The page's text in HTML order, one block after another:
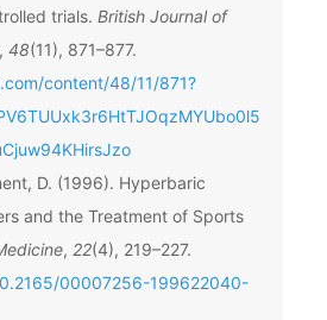
trials. British Journal of
48(11), 871–877.
content/48/11/871?
D. (1996). Hyperbaric
and the Treatment of Sports
, 22(4), 219–227.
00007256-199622040-